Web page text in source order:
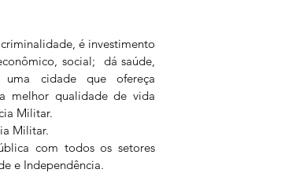
é investimento
social;  dá saúde,
cidade que ofereça
melhor qualidade de vida
Militar.
Militar.
com todos os setores
e Independência.